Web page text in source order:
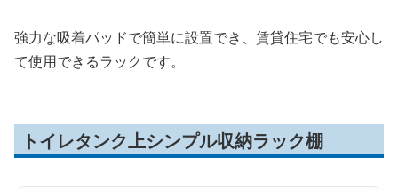
強力な吸着パッドで簡単に設置でき、賃貸住宅でも安心し
て使用できるラックです。
トイレタンク上シンプル収納ラック棚